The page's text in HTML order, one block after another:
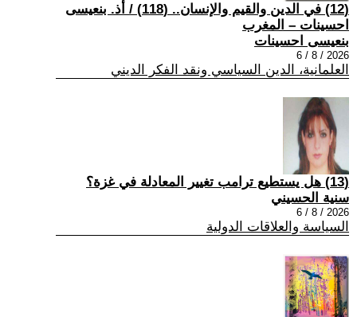
(12) في الدين والقيم والإنسان.. (118) / أذ. بنعيسى
احسينات – المغرب
بنعيسى احسينات
2026 / 8 / 6
العلمانية، الدين السياسي ونقد الفكر الديني
(13) هل يستطيع ترامب تغيير المعادلة في غزة؟
سنية الحسيني
2026 / 8 / 6
السياسة والعلاقات الدولية